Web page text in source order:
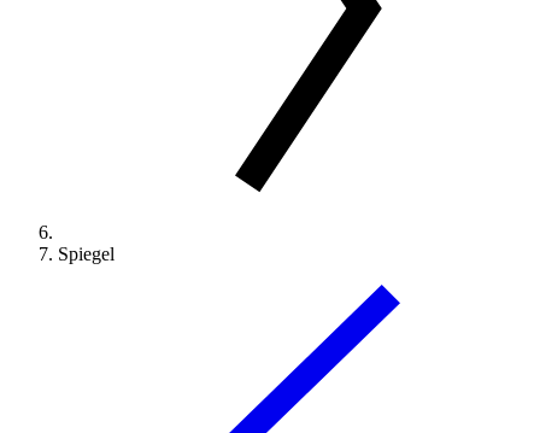
Spiegel